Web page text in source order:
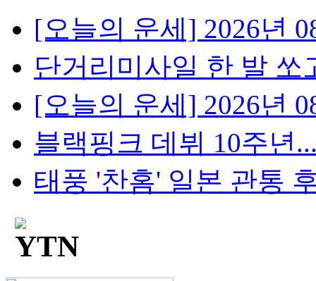
[오늘의 운세] 2026년
단거리미사일 한 발 쏘
[오늘의 운세] 2026년
블랙핑크 데뷔 10주년
태풍 '찬홈' 일본 관통